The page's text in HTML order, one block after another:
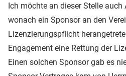
Ich möchte an dieser Stelle auch
wonach ein Sponsor an den
Lizenzierungspflicht
Engagement eine Rettung der
Einen solchen Sponsor gab es